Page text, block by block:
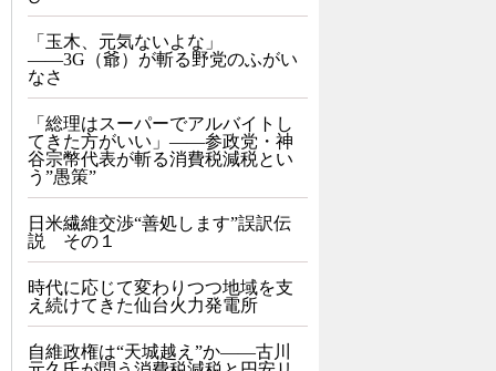
「玉木、元気ないよな」
――3G（爺）が斬る野党のふがい
なさ
「総理はスーパーでアルバイトし
てきた方がいい」――参政党・神
谷宗幣代表が斬る消費税減税とい
う”愚策”
日米繊維交渉“善処します”誤訳伝
説 その１
時代に応じて変わりつつ地域を支
え続けてきた仙台火力発電所
自維政権は“天城越え”か――古川